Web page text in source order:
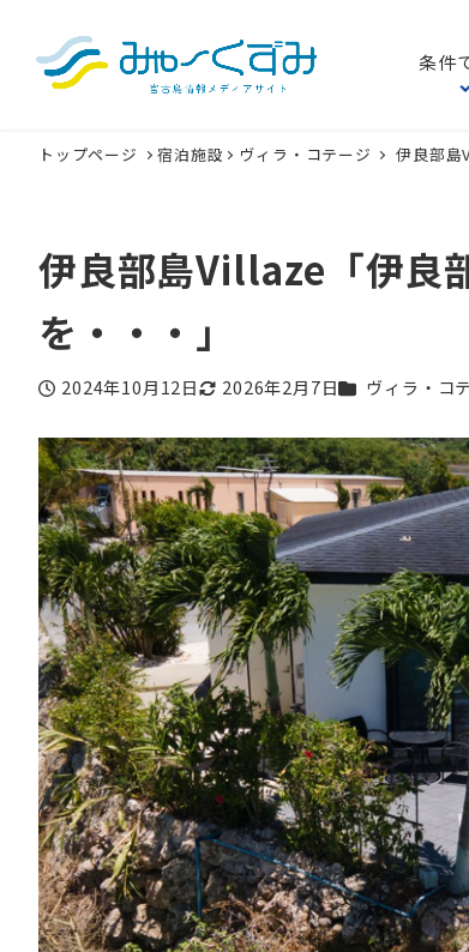
条件
トップページ 宿泊施設 ヴィラ・コテージ 伊良部島
伊良部島Villaze「伊良
を・・・」
投稿日
2024年10月12日
更新日
2026年2月7日カテゴリー
ヴィラ・コ